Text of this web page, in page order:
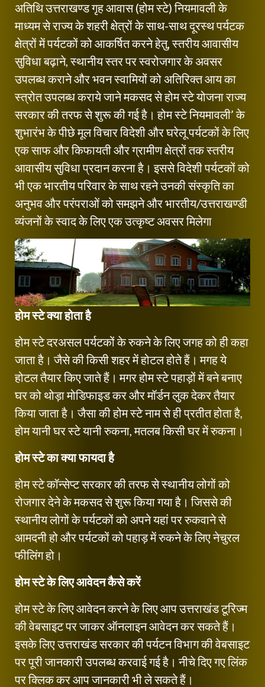
अतिथि उत्तराखण्ड गृह आवास (होम स्टे) नियमावली के
माध्यम से राज्य के शहरी क्षेत्रों के साथ-साथ दूरस्थ पर्यटक
क्षेत्रों में पर्यटकों को आकर्षित करने हेतु, स्तरीय आवासीय
सुविधा बढ़ाने, स्थानीय स्तर पर स्वरोजगार के अवसर
उपलब्ध कराने और भवन स्वामियों को अतिरिक्त आय का
स्त्रोत उपलब्ध कराये जाने मकसद से होम स्टे योजना राज्य
सरकार की तरफ से शुरू की गई है। होम स्टे नियमावली’ के
शुभारंभ के पीछे मूल विचार विदेशी और घरेलू पर्यटकों के लिए
एक साफ और किफायती और ग्रामीण क्षेत्रों तक स्तरीय
आवासीय सुविधा प्रदान करना है। इससे विदेशी पर्यटकों को
भी एक भारतीय परिवार के साथ रहने उनकी संस्कृति का
अनुभव और परंपराओं को समझने और भारतीय/उत्तराखण्डी
व्यंजनों के स्वाद के लिए एक उत्कृष्ट अवसर मिलेगा
होम स्टे क्या होता है
होम स्टे दरअसल पर्यटकों के रुकने के लिए जगह को ही कहा
जाता है। जैसे की किसी शहर में होटल होते हैं। मगह ये
होटल तैयार किए जाते हैं। मगर होम स्टे पहाड़ों में बने बनाए
घर को थोड़ा मोडिफाइड कर और मॉर्डन लुक देकर तैयार
किया जाता है। जैसा की होम स्टे नाम से ही प्रतीत होता है,
होम यानी घर स्टे यानी रुकना, मतलब किसी घर में रुकना।
होम स्टे का क्या फायदा है
होम स्टे कॉन्सेप्ट सरकार की तरफ से स्थानीय लोगों को
रोजगार देने के मकसद से शुरू किया गया है। जिससे की
स्थानीय लोगों के पर्यटकों को अपने यहां पर रुकवाने से
आमदनी हो और पर्यटकों को पहाड़ में रुकने के लिए नेचुरल
फीलिंग हो।
होम स्टे के लिए आवेदन कैसे करें
होम स्टे के लिए आवेदन करने के लिए आप उत्तराखंड टूरिज्म
की वेबसाइट पर जाकर ऑनलाइन आवेदन कर सकते हैं।
इसके लिए उत्तराखंड सरकार की पर्यटन विभाग की वेबसाइट
पर पूरी जानकारी उपलब्ध करवाई गई है। नीचे दिए गए लिंक
पर क्लिक कर आप जानकारी भी ले सकते हैं।